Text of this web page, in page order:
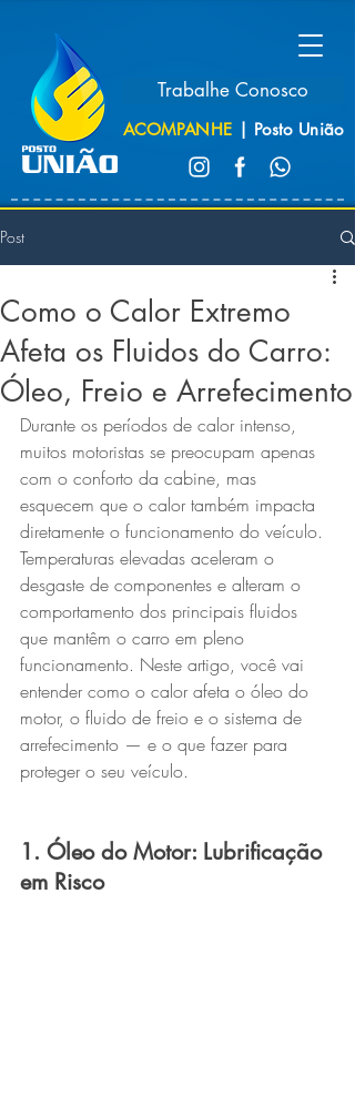
Trabalhe Conosco
ACOMPANHE | Posto União
Post
Como o Calor Extremo
Afeta os Fluidos do Carro:
Óleo, Freio e Arrefecimento
Durante os períodos de calor intenso,
muitos motoristas se preocupam apenas
com o conforto da cabine, mas
esquecem que o calor também impacta
diretamente o funcionamento do veículo.
Temperaturas elevadas aceleram o
desgaste de componentes e alteram o
comportamento dos principais fluidos
que mantêm o carro em pleno
funcionamento. Neste artigo, você vai
entender como o calor afeta o óleo do
motor, o fluido de freio e o sistema de
arrefecimento — e o que fazer para
proteger o seu veículo.
1. Óleo do Motor: Lubrificação
em Risco